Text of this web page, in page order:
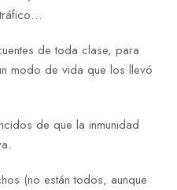
de toda clase, para
modo de vida que los llevó
de que la inmunidad
(no están todos, aunque